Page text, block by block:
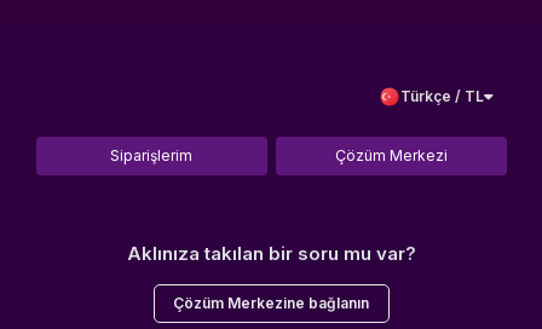
Türkçe / TL
Siparişlerim Çözüm Merkezi
Aklınıza takılan bir soru mu var?
Çözüm Merkezine bağlanın